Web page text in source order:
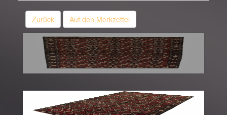
Zurück Auf den Merkzettel